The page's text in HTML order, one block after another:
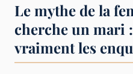
Le mythe de la
cherche un mari
vraiment les